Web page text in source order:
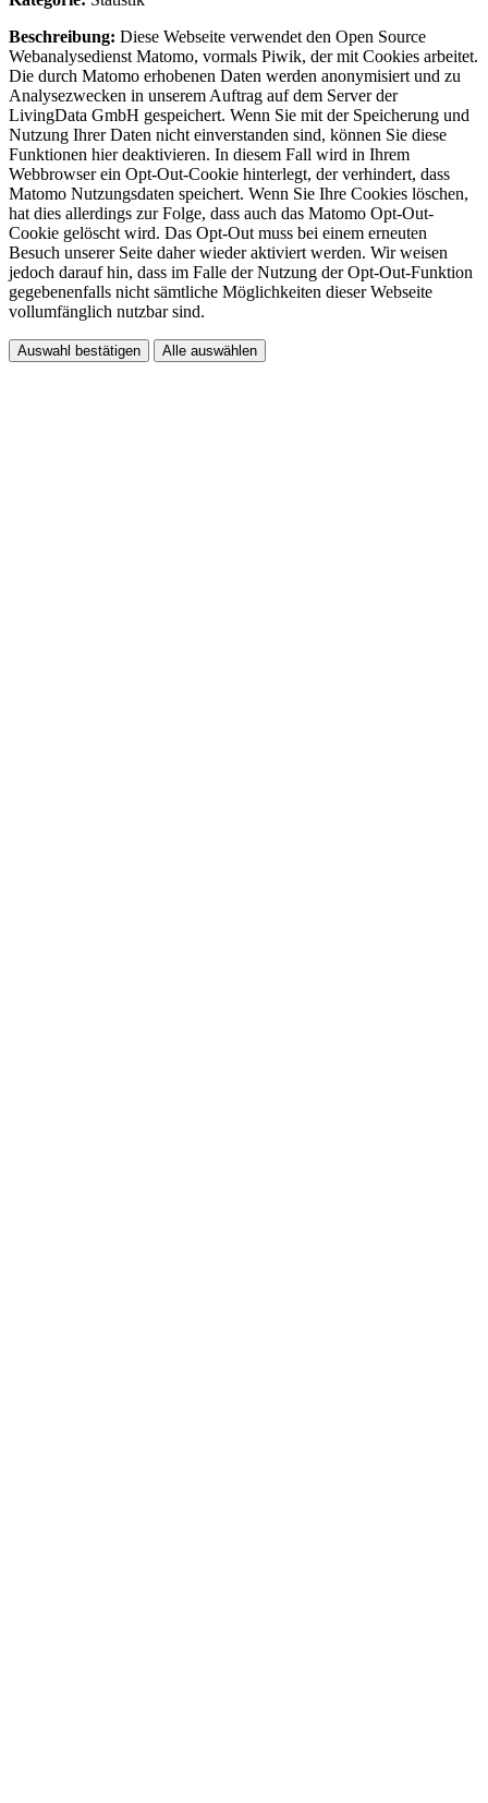
Beschreibung: Diese Webseite verwendet den Open Source
Webanalysedienst Matomo, vormals Piwik, der mit Cookies arbeitet.
Die durch Matomo erhobenen Daten werden anonymisiert und zu
Analysezwecken in unserem Auftrag auf dem Server der
LivingData GmbH gespeichert. Wenn Sie mit der Speicherung und
Nutzung Ihrer Daten nicht einverstanden sind, können Sie diese
Funktionen hier deaktivieren. In diesem Fall wird in Ihrem
Webbrowser ein Opt-Out-Cookie hinterlegt, der verhindert, dass
Matomo Nutzungsdaten speichert. Wenn Sie Ihre Cookies löschen,
hat dies allerdings zur Folge, dass auch das Matomo Opt-Out-
Cookie gelöscht wird. Das Opt-Out muss bei einem erneuten
Besuch unserer Seite daher wieder aktiviert werden. Wir weisen
jedoch darauf hin, dass im Falle der Nutzung der Opt-Out-Funktion
gegebenenfalls nicht sämtliche Möglichkeiten dieser Webseite
vollumfänglich nutzbar sind.
Auswahl bestätigen Alle auswählen